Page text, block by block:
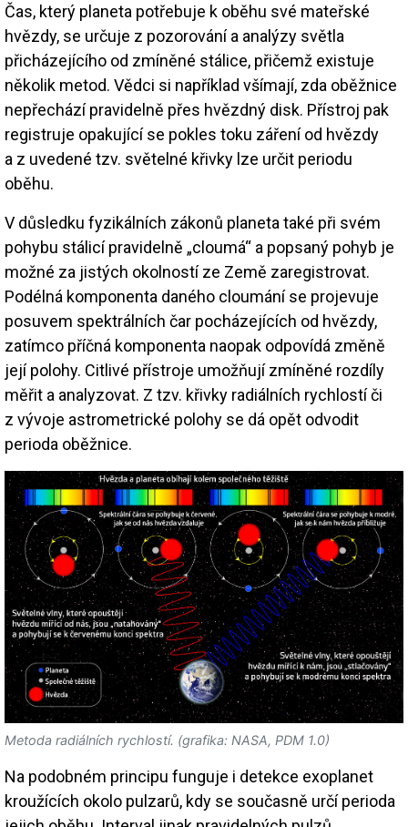
Čas, který planeta potřebuje k oběhu své mateřské
hvězdy, se určuje z pozorování a analýzy světla
přicházejícího od zmíněné stálice, přičemž existuje
několik metod. Vědci si například všímají, zda oběžnice
nepřechází pravidelně přes hvězdný disk. Přístroj pak
registruje opakující se pokles toku záření od hvězdy
a z uvedené tzv. světelné křivky lze určit periodu
oběhu.
V důsledku fyzikálních zákonů planeta také při svém
pohybu stálicí pravidelně „cloumá“ a popsaný pohyb je
možné za jistých okolností ze Země zaregistrovat.
Podélná komponenta daného cloumání se projevuje
posuvem spektrálních čar pocházejících od hvězdy,
zatímco příčná komponenta naopak odpovídá změně
její polohy. Citlivé přístroje umožňují zmíněné rozdíly
měřit a analyzovat. Z tzv. křivky radiálních rychlostí či
z vývoje astrometrické polohy se dá opět odvodit
perioda oběžnice.
Metoda radiálních rychlostí. (grafika: NASA, PDM 1.0)
Na podobném principu funguje i detekce exoplanet
kroužících okolo pulzarů, kdy se současně určí perio­da